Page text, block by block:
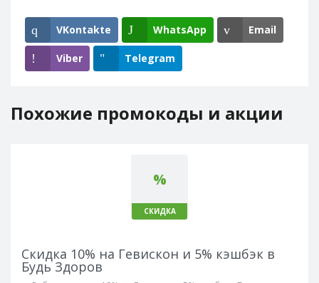
VKontakte WhatsApp Email
Viber Telegram
Похожие промокоды и акции
%
СКИДКА
Скидка 10% на Гевискон и 5% кэшбэк в
Будь Здоров